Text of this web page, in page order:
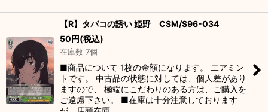
【R】タバコの誘い 姫野 CSM/S96-034
50円(税込)
在庫数 7個
■商品について 1枚の金額になります。 二アミン
トです。 中古品の状態に対しては、個人差があり
ますので、 極端にこだわりのある方は、ご購入を
ご遠慮下さい。 ■在庫は十分注意しております